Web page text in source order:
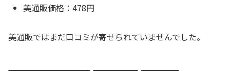
美通販価格：478円
美通販ではまだ口コミが寄せられていませんでした。